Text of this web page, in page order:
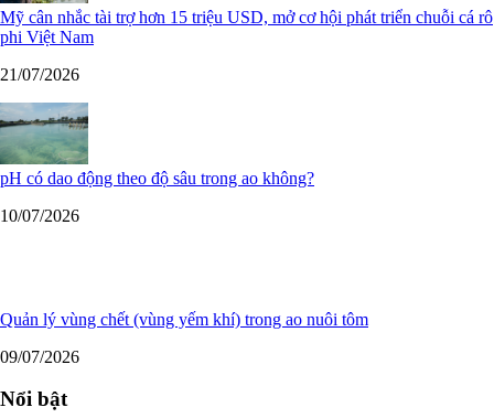
Mỹ cân nhắc tài trợ hơn 15 triệu USD, mở cơ hội phát triển chuỗi cá rô
phi Việt Nam
21/07/2026
pH có dao động theo độ sâu trong ao không?
10/07/2026
Quản lý vùng chết (vùng yếm khí) trong ao nuôi tôm
09/07/2026
Nổi bật